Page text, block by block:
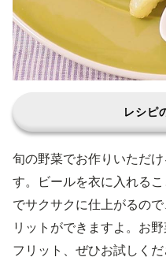
レシピ
旬の野菜でお作りいただ
す。ビールを衣に入れる
でサクサクに仕上がるの
リットができますよ。お
フリット、ぜひお試しくだ